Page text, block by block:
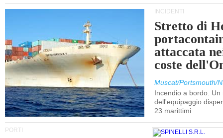
INCIDENTI
Stretto di
attaccata
coste
Muscat/Portsmouth/
Incendio a bordo. Un
dell'equipaggio
23 marittimi
PORTI